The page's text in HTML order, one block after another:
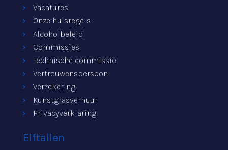
Vacatures
Onze huisregels
Alcoholbeleid
Commissies
Technische commissie
Vertrouwenspersoon
Verzekering
Kunstgrasverhuur
Privacyverklaring
Elftallen